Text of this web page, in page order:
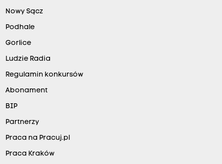
Nowy Sącz
Podhale
Gorlice
Ludzie Radia
Regulamin konkursów
Abonament
BIP
Partnerzy
Praca na Pracuj.pl
Praca Kraków